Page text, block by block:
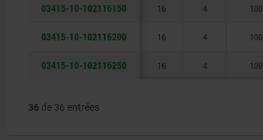
03415-10-102116150 16 4 100
03415-10-102116200 16 4 100
03415-10-102116250 16 4 100
36 de 36 entrées